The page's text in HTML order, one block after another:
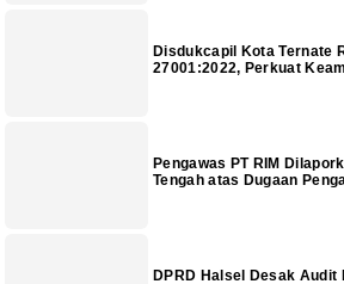
Disdukcapil Kota Ternate
27001:2022, Perkuat
Pengawas PT RIM
Tengah atas Dugaan
DPRD Halsel Desak